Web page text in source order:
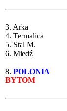
3. Arka
4. Termalica
5. Stal M.
6. Miedź
8. POLONIA
BYTOM